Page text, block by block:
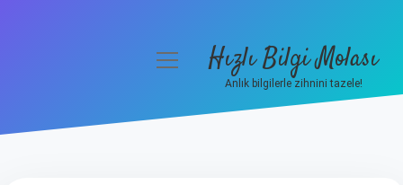
menüyüHızlı Bilgi Molası
Anlık bilgilerle zihnini tazele!